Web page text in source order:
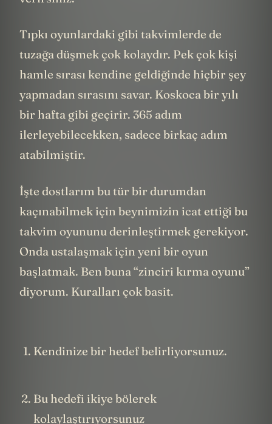
Tıpkı oyunlardaki gibi takvimlerde de
tuzağa düşmek çok kolaydır. Pek çok kişi
hamle sırası kendine geldiğinde hiçbir şey
yapmadan sırasını savar. Koskoca bir yılı
bir hafta gibi geçirir. 365 adım
ilerleyebilecekken, sadece birkaç adım
atabilmiştir.
İşte dostlarım bu tür bir durumdan
kaçınabilmek için beynimizin icat ettiği bu
takvim oyununu derinleştirmek gerekiyor.
Onda ustalaşmak için yeni bir oyun
başlatmak. Ben buna “zinciri kırma oyunu”
diyorum. Kuralları çok basit.
Kendinize bir hedef belirliyorsunuz.
Bu hedefi ikiye bölerek
kolaylaştırıyorsunuz